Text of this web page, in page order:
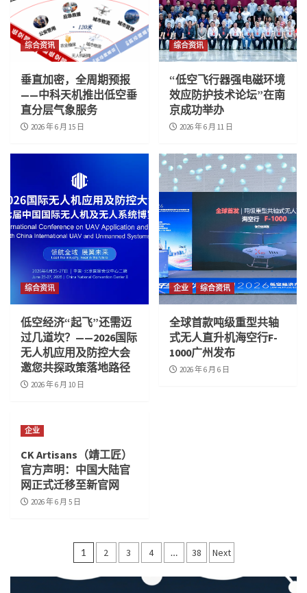
综合资讯
垂直加密，全周期预报
——中科天机推出低空垂
直分层气象服务
2026 年 6 月 15 日
综合资讯
“低空飞行器强电磁环境
效应防护技术论坛”在南
京成功举办
2026 年 6 月 11 日
综合资讯
低空经济“起飞”还需迈
过几道坎？——2026国际
无人机应用及防控大会
邀您共探政策落地路径
2026 年 6 月 10 日
企业 综合资讯
全球首款吨级重型共轴
式无人直升机海空行F-
1000广州发布
2026 年 6 月 6 日
企业
CK Artisans（靖工匠）
官方声明：中国大陆官
网正式迁移至新官网
2026 年 6 月 5 日
文
章
1 2 3 4 … 38 Next